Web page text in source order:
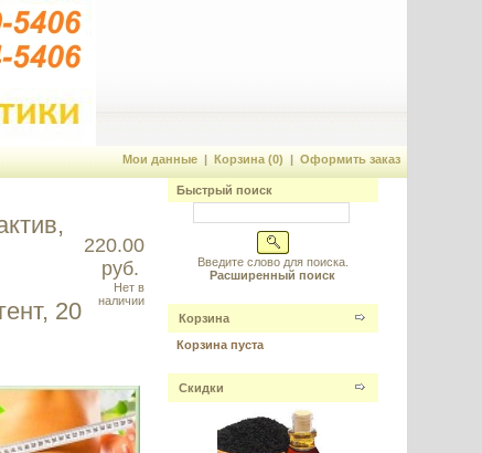
Мои данные| Корзина (0) | Оформить заказ
20
220.00
руб.
Нет в
наличии
Быстрый поиск
Введите слово для поиска.
Расширенный поиск
Корзина
Корзина пуста
Скидки